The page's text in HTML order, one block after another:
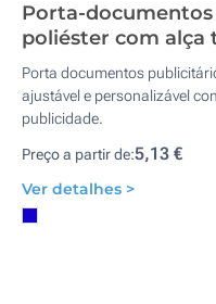
Porta-
poliéster com alça
Porta documentos
ajustável e personalizável
publicidade.
Preço a partir de:5,13 €
Ver detalhes >